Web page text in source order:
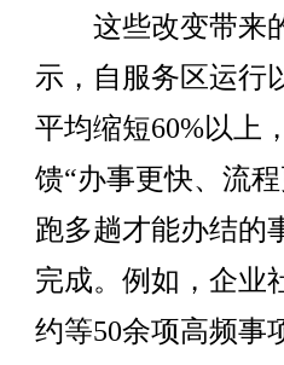
这些改变带来的
示，自服务区运行
平均缩短60%以上
馈“办事更快、流
跑多趟才能办结的
完成。例如，企业
约等50余项高频事